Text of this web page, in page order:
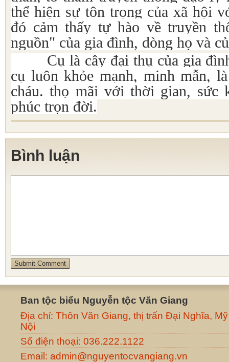
thể hiện sự tôn trọng của xã hội
đó cảm thấy tự hào về truyền
nguồn" của gia đình, dòng họ và
Cụ là cây đại thụ của gia
cụ luôn khỏe mạnh, minh mẫn,
cháu. thọ mãi với thời gian, sức
phúc trọn đời.
Bình luận
Ban tộc biểu Nguyễn tộc Văn Giang
Địa chỉ: Thôn Văn Giang, thị trấn Đại Nghĩa,
Nội
Số điện thoại: 036.222.1122
Email: admin@nguyentocvangiang.vn